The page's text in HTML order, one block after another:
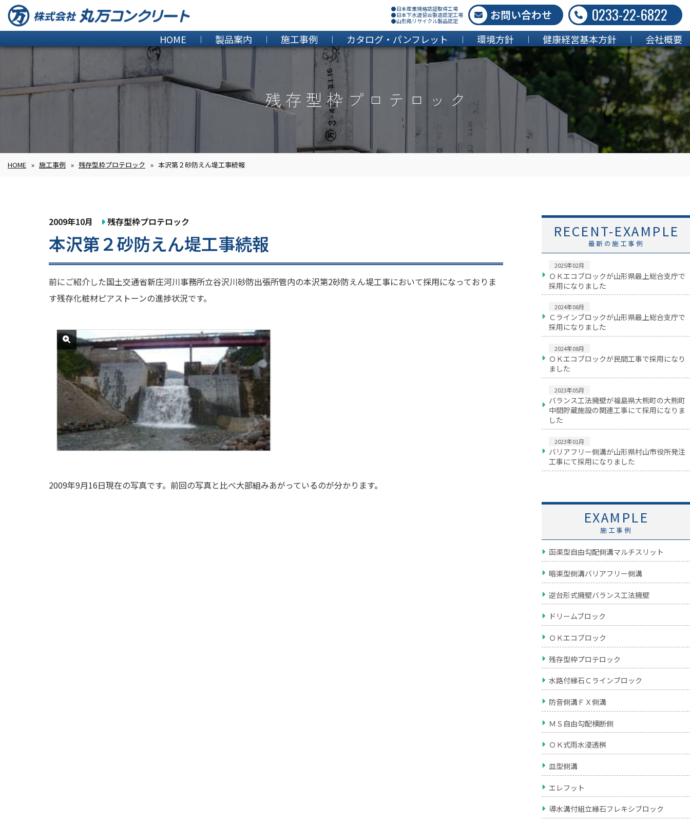
●日本産業規格認証取得工場
●日本下水道協会製造認定工場
●山形県リサイクル製品認定
お問い合わせ 0233-22-6822
HOME 製品案内 施工事例 カタログ・パンフレット 環境方針 健康経営基本方針 会社概要
残存型枠プロテロック
HOME » 施工事例 » 残存型枠プロテロック » 本沢第２砂防えん堤工事続報
2009年10月 残存型枠プロテロック
本沢第２砂防えん堤工事続報
前にご紹介した国土交通省新庄河川事務所立谷沢川砂防出張所管内の本沢第2砂防えん堤工事において採用になっておりま
す残存化粧材ピアストーンの進捗状況です。
2009年9月16日現在の写真です。前回の写真と比べ大部組みあがっているのが分かります。
RECENT-EXAMPLE
最新の施工事例
2025年02月
ＯＫエコブロックが山形県最上総合支庁で
採用になりました
2024年08月
Ｃラインブロックが山形県最上総合支庁で
採用になりました
2024年08月
ＯＫエコブロックが民間工事で採用になり
ました
2023年05月
バランス工法擁壁が福島県大熊町の大熊町
中間貯蔵施設の関連工事にて採用になりま
した
2023年01月
バリアフリー側溝が山形県村山市役所発注
工事にて採用になりました
EXAMPLE
施工事例
函渠型自由勾配側溝マルチスリット
暗渠型側溝バリアフリー側溝
逆台形式擁壁バランス工法擁壁
ドリームブロック
ＯＫエコブロック
残存型枠プロテロック
水路付縁石Ｃラインブロック
防音側溝ＦＸ側溝
ＭＳ自由勾配横断側
ＯＫ式雨水浸透桝
皿型側溝
エレフット
導水溝付組立縁石フレキシブロック